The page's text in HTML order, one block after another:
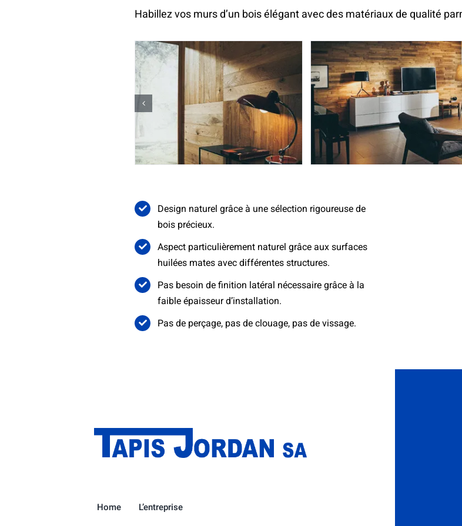
Habillez vos murs d’un bois élégant avec des matériaux de qualité
Design naturel grâce à une sélection rigoureuse de
bois précieux.
Aspect particulièrement naturel grâce aux surfaces
huilées mates avec différentes structures.
Pas besoin de finition latéral nécessaire grâce à la
faible épaisseur d’installation.
Pas de perçage, pas de clouage, pas de vissage.
Home L’entreprise